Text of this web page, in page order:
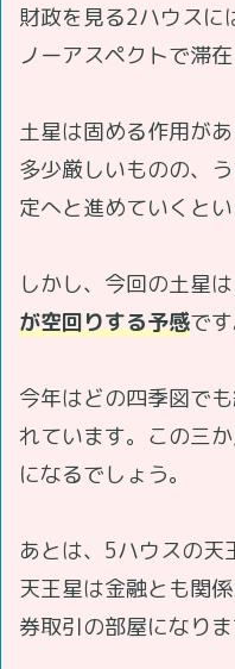
財政を見る2ハウスに
ノーアスペクトで滞在
土星は固める作用が
多少厳しいものの、
定へと進めていくと
しかし、今回の土星
が空回りする予感です
今年はどの四季図で
れています。この三
になるでしょう。
あとは、5ハウスの天
天王星は金融とも関
券取引の部屋になりま